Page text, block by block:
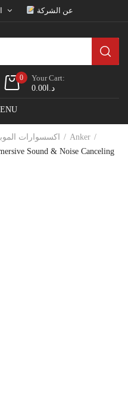
عن الشركة
0
Your Cart:
د.ا0.00
اكسسوارات
Anker
Sound & Noise Canceling